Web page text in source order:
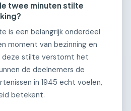
twee minuten stilte
is een belangrijk onderdeel
moment van bezinning en
deze stilte verstomt het
de deelnemers de
in 1945 echt voelen,
betekent.